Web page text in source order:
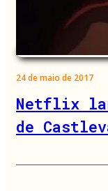
24 de maio de 2017
Netflix
de